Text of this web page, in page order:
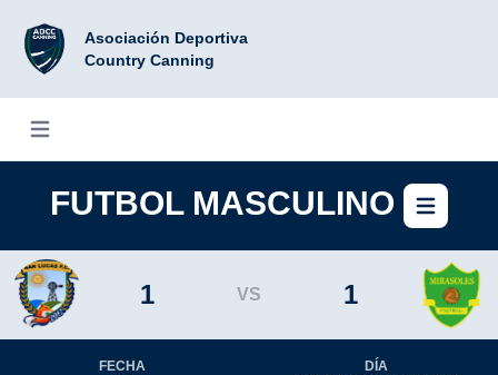
Asociación Deportiva
Country Canning
Abrir menú
FUTBOL MASCULINO
1 VS 1
FECHA DÍA